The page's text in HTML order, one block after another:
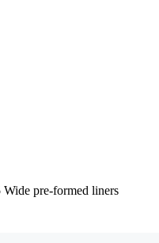
pre-formed liners